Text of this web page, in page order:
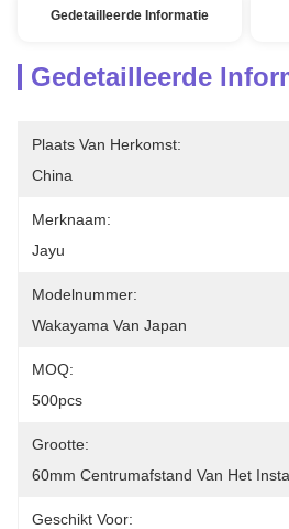
Gedetailleerde Informatie
Gedetailleerde
Plaats Van Herkomst:
China
Merknaam:
Jayu
Modelnummer:
Wakayama Van Japan
MOQ:
500pcs
Grootte:
60mm Centrumafstand Van Het
Geschikt Voor: